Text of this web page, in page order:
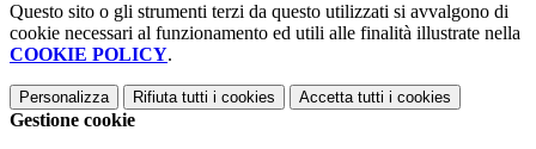
Questo sito o gli strumenti terzi da questo utilizzati si avvalgono di
cookie necessari al funzionamento ed utili alle finalità illustrate nella
COOKIE POLICY.
Personalizza Rifiuta tutti i cookies Accetta tutti i cookies
Gestione cookie